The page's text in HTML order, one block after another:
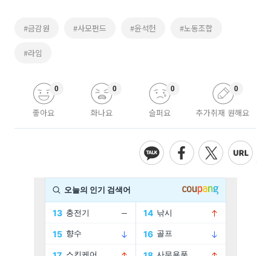
#금감원 #사모펀드 #윤석헌 #노동조합
#라임
좋아요
0
화나요
0
슬퍼요
0
추가취재 원해요
0